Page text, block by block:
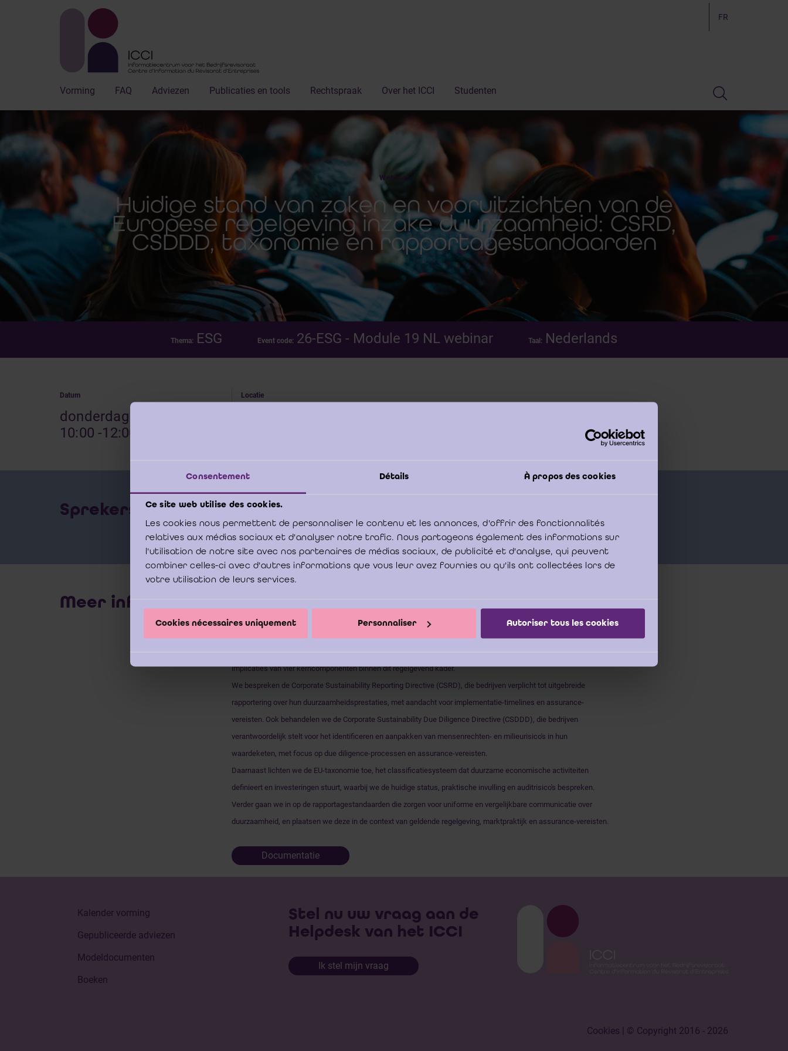
Consentement Détails À propos des cookies
Ce site web utilise des cookies.
Les cookies nous permettent de personnaliser le contenu et les annonces, d'offrir des fonctionnalités
relatives aux médias sociaux et d'analyser notre trafic. Nous partageons également des informations sur
l'utilisation de notre site avec nos partenaires de médias sociaux, de publicité et d'analyse, qui peuvent
combiner celles-ci avec d'autres informations que vous leur avez fournies ou qu'ils ont collectées lors de
votre utilisation de leurs services.
Cookies nécessaires uniquement Personnaliser Autoriser tous les cookies
FR
Vorming FAQ Adviezen Publicaties en tools Rechtspraak Over het ICCI Studenten
Webinar
Huidige stand van zaken en vooruitzichten van de
Europese regelgeving inzake duurzaamheid: CSRD,
CSDDD, taxonomie en rapportagestandaarden
Thema: ESG Event code: 26-ESG - Module 19 NL webinar Taal: Nederlands
Datum
donderdag 4 juni 2026 -
10:00 -12:00
Locatie
Sprekers RENDERS Tom
Meer info
De Europese Unie versterkt haar regelgeving op het gebied van duurzaamheid aanzienlijk, wat bepaalde
implicaties van vier kerncomponenten binnen dit regelgevend kader.
We bespreken de Corporate Sustainability Reporting Directive (CSRD), die bedrijven verplicht tot uitgebreide
rapportering over hun duurzaamheidsprestaties, met aandacht voor implementatie-timelines en assurance-
vereisten. Ook behandelen we de Corporate Sustainability Due Diligence Directive (CSDDD), die bedrijven
verantwoordelijk stelt voor het identificeren en aanpakken van mensenrechten- en milieurisico's in hun
waardeketen, met focus op due diligence-processen en assurance-vereisten.
Daarnaast lichten we de EU-taxonomie toe, het classificatiesysteem dat duurzame economische activiteiten
definieert en investeringen stuurt, waarbij we de huidige status, praktische invulling en auditrisico's bespreken.
Verder gaan we in op de rapportagestandaarden die zorgen voor uniforme en vergelijkbare communicatie over
duurzaamheid, en plaatsen we deze in de context van geldende regelgeving, marktpraktijk en assurance-vereisten.
Documentatie
Kalender vorming
Gepubliceerde adviezen
Modeldocumenten
Boeken
Stel nu uw vraag aan de
Helpdesk van het ICCI
Ik stel mijn vraag
Cookies | © Copyright 2016 - 2026